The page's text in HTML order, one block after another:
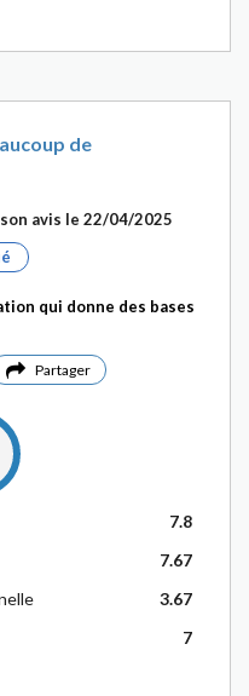
de
avis le 22/04/2025
qui donne des bases
Partager
7.8
7.67
3.67
7